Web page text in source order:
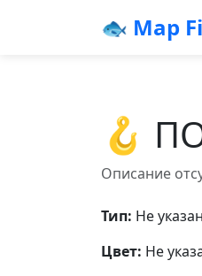
🐟 Map
🪝
Описание
Тип: Не указан
Цвет: Не